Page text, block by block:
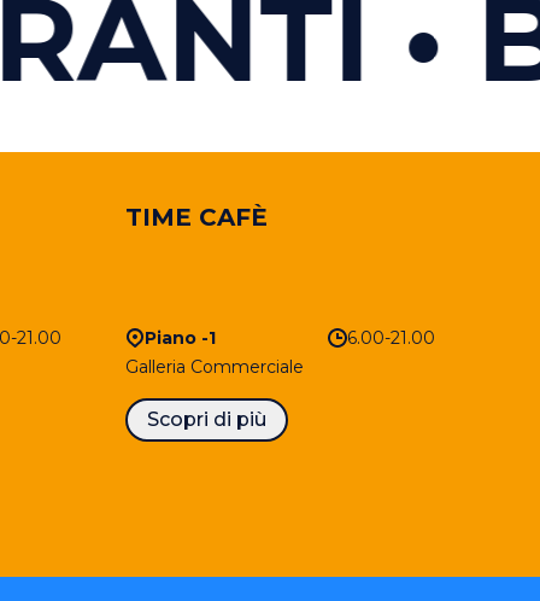
21.00
TIME CAFÈ
Piano -1
6.00-21.00
Galleria Commerciale
Scopri di più